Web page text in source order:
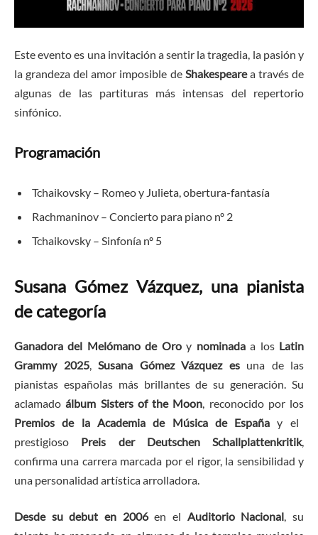
Este evento es una invitación a sentir la tragedia, la pasión y
la grandeza del amor imposible de Shakespearea través de
algunas de las partituras más intensas del repertorio
sinfónico.
Programación
Tchaikovsky – Romeo y Julieta, obertura-fantasía
Rachmaninov – Concierto para piano nº 2
Tchaikovsky – Sinfonía nº 5
Susana Gómez Vázquez, una pianista
de categoría
Ganadora del Melómano de Oroy nominadaa los Latin
Grammy 2025, Susana Gómez Vázquez esuna de las
pianistas españolas más brillantes de su generación. Su
aclamado álbum Sisters of the Moon , reconocido por los
Premios de la Academia de Música de España y el
prestigioso Preis der Deutschen Schallplattenkritik,
confirma una carrera marcada por el rigor, la sensibilidad y
una personalidad artística arrolladora.
Desde su debut en 2006en el Auditorio Nacional, su